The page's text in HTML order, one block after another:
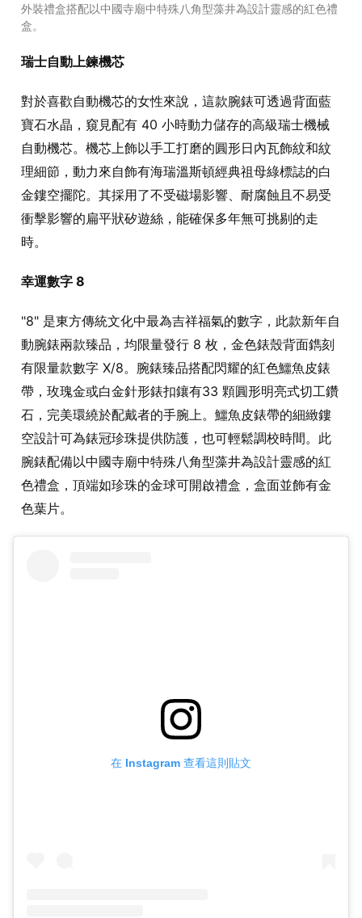
外裝禮盒搭配以中國寺廟中特殊八角型藻井為設計靈感的紅色禮
盒。
瑞士自動上鍊機芯
對於喜歡自動機芯的女性來說，這款腕錶可透過背面藍
寶石水晶，窺見配有 40 小時動力儲存的高級瑞士機械
自動機芯。機芯上飾以手工打磨的圓形日內瓦飾紋和紋
理細節，動力來自飾有海瑞溫斯頓經典祖母綠標誌的白
金鏤空擺陀。其採用了不受磁場影響、耐腐蝕且不易受
衝擊影響的扁平狀矽遊絲，能確保多年無可挑剔的走
時。
幸運數字 8
"8" 是東方傳統文化中最為吉祥福氣的數字，此款新年自
動腕錶兩款臻品，均限量發行 8 枚，金色錶殼背面鐫刻
有限量款數字 X/8。腕錶臻品搭配閃耀的紅色鱷魚皮錶
帶，玫瑰金或白金針形錶扣鑲有33 顆圓形明亮式切工鑽
石，完美環繞於配戴者的手腕上。鱷魚皮錶帶的細緻鏤
空設計可為錶冠珍珠提供防護，也可輕鬆調校時間。此
腕錶配備以中國寺廟中特殊八角型藻井為設計靈感的紅
色禮盒，頂端如珍珠的金球可開啟禮盒，盒面並飾有金
色葉片。
在 Instagram 查看這則貼文